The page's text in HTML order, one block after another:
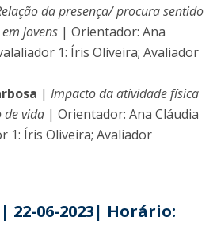
da presença/ procura sentido
jovens | Orientador: Ana
1: Íris Oliveira; Avaliador
| Impacto da atividade física
de vida | Orientador: Ana Cláudia
1: Íris Oliveira; Avaliador
| 22-06-2023| Horário: